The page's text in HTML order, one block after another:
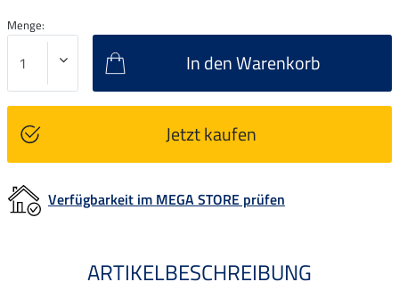
Menge:
In den Warenkorb
Jetzt kaufen
Verfügbarkeit im MEGA STORE prüfen
ARTIKELBESCHREIBUNG